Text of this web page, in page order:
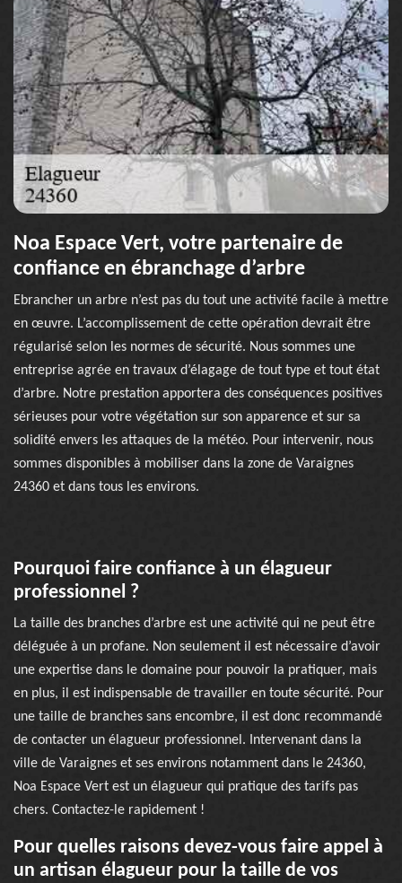
Noa Espace Vert, votre partenaire de
confiance en ébranchage d’arbre
Ebrancher un arbre n’est pas du tout une activité facile à mettre
en œuvre. L’accomplissement de cette opération devrait être
régularisé selon les normes de sécurité. Nous sommes une
entreprise agrée en travaux d’élagage de tout type et tout état
d’arbre. Notre prestation apportera des conséquences positives
sérieuses pour votre végétation sur son apparence et sur sa
solidité envers les attaques de la météo. Pour intervenir, nous
sommes disponibles à mobiliser dans la zone de Varaignes
24360 et dans tous les environs.
Pourquoi faire confiance à un élagueur
professionnel ?
La taille des branches d’arbre est une activité qui ne peut être
déléguée à un profane. Non seulement il est nécessaire d’avoir
une expertise dans le domaine pour pouvoir la pratiquer, mais
en plus, il est indispensable de travailler en toute sécurité. Pour
une taille de branches sans encombre, il est donc recommandé
de contacter un élagueur professionnel. Intervenant dans la
ville de Varaignes et ses environs notamment dans le 24360,
Noa Espace Vert est un élagueur qui pratique des tarifs pas
chers. Contactez-le rapidement !
Pour quelles raisons devez-vous faire appel à
un artisan élagueur pour la taille de vos